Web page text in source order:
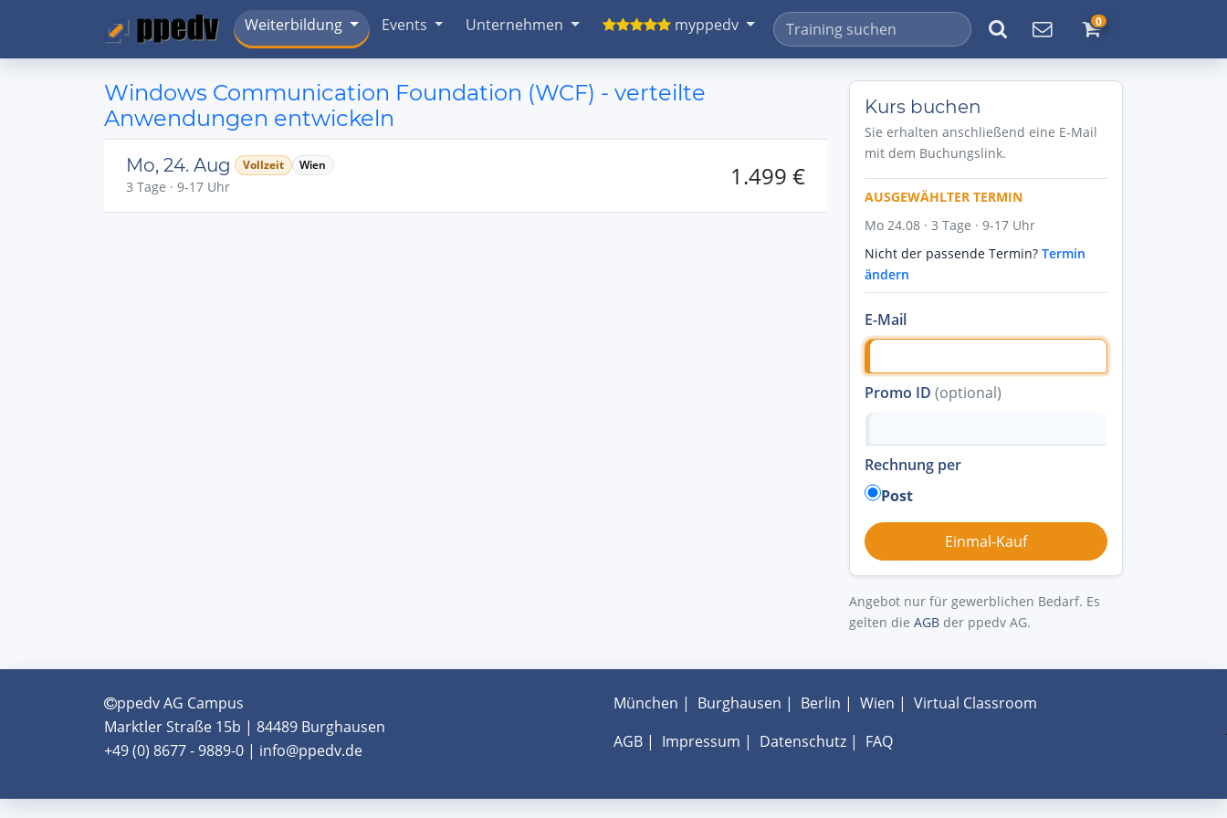
Weiterbildung Events Unternehmen myppedv 0
Windows Communication Foundation (WCF) - verteilte
Anwendungen entwickeln
Mo, 24. Aug Vollzeit Wien
3 Tage · 9-17 Uhr 1.499 €
Kurs buchen
Sie erhalten anschließend eine E-Mail
mit dem Buchungslink.
AUSGEWÄHLTER TERMIN
Mo 24.08 · 3 Tage · 9-17 Uhr
Nicht der passende Termin? Termin
ändern
E-Mail
Promo ID (optional)
Rechnung per
Post
Angebot nur für gewerblichen Bedarf. Es
gelten die AGB der ppedv AG.
ppedv AG Campus
Marktler Straße 15b | 84489 Burghausen
+49 (0) 8677 - 9889-0 | info@ppedv.de
München | Burghausen | Berlin | Wien | Virtual Classroom
AGB| Impressum | Datenschutz| FAQ